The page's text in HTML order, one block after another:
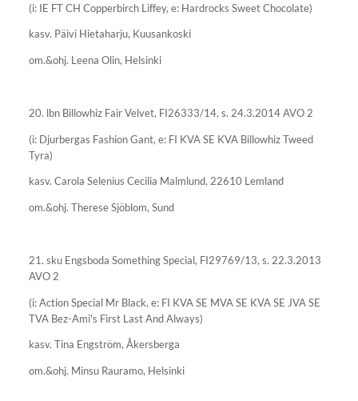
(i: IE FT CH Copperbirch Liffey, e: Hardrocks Sweet Chocolate)
kasv. Päivi Hietaharju, Kuusankoski
om.&ohj. Leena Olin, Helsinki
20. lbn Billowhiz Fair Velvet, FI26333/14, s. 24.3.2014 AVO 2
(i: Djurbergas Fashion Gant, e: FI KVA SE KVA Billowhiz Tweed
Tyra)
kasv. Carola Selenius Cecilia Malmlund, 22610 Lemland
om.&ohj. Therese Sjöblom, Sund
21. sku Engsboda Something Special, FI29769/13, s. 22.3.2013
AVO 2
(i: Action Special Mr Black, e: FI KVA SE MVA SE KVA SE JVA SE
TVA Bez-Ami's First Last And Always)
kasv. Tina Engström, Åkersberga
om.&ohj. Minsu Rauramo, Helsinki